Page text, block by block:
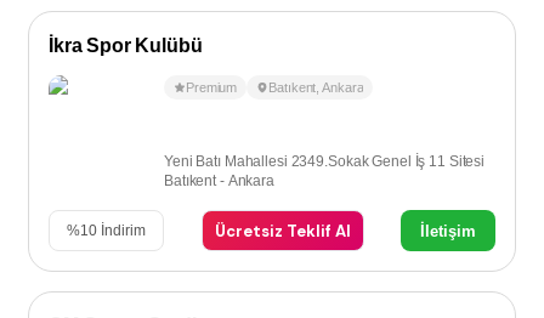
İkra Spor Kulübü
Premium Batıkent ,Ankara
Yeni Batı Mahallesi 2349.Sokak Genel İş 11 Sitesi
Batıkent - Ankara
%10 İndirim Ücretsiz Teklif Al İletişim